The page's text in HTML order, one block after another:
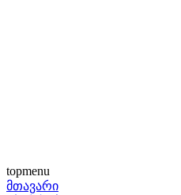
topmenu
მთავარი